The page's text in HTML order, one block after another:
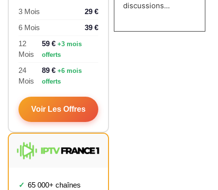
3 Mois
29 €
6 Mois
39 €
12
Mois
59 €+3 mois
offerts
24
Mois
89 €+6 mois
offerts
Voir Les Offres
65 000+ chaînes
discussions...